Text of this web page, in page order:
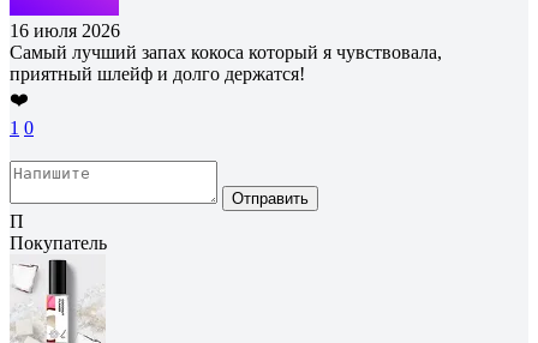
16 июля 2026
Самый лучший запах кокоса который я чувствовала,
приятный шлейф и долго держатся!
❤️
1 0
Отправить
П
Покупатель